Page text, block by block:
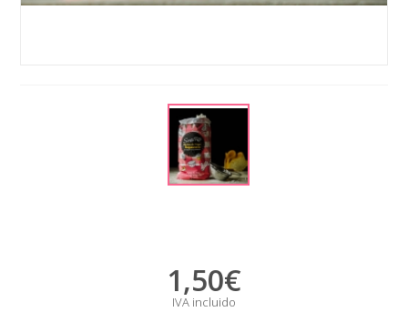
1,50€
IVA incluido